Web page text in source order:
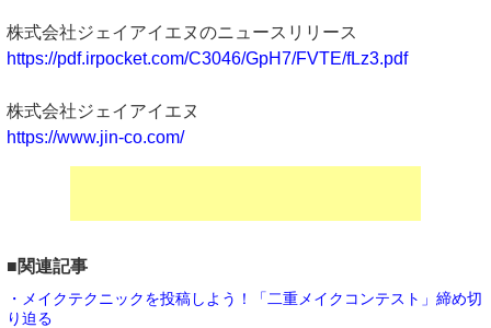
株式会社ジェイアイエヌのニュースリリース
https://pdf.irpocket.com/C3046/GpH7/FVTE/fLz3.pdf
株式会社ジェイアイエヌ
https://www.jin-co.com/
■関連記事
・メイクテクニックを投稿しよう！「二重メイクコンテスト」締め切
り迫る